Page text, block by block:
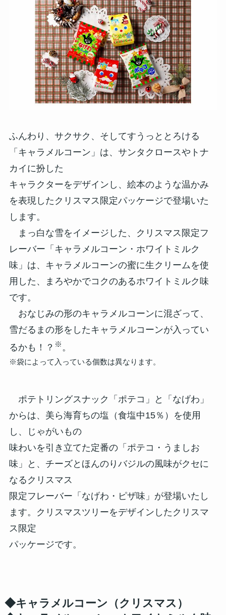
ふんわり、サクサク、そしてすうっととろける
「キャラメルコーン」は、サンタクロースやトナ
カイに扮した
キャラクターをデザインし、絵本のような温かみ
を表現したクリスマス限定パッケージで登場いた
します。
まっ白な雪をイメージした、クリスマス限定フ
レーバー「キャラメルコーン・ホワイトミルク
味」は、キャラメルコーンの蜜に生クリームを使
用した、まろやかでコクのあるホワイトミルク味
です。
おなじみの形のキャラメルコーンに混ざって、
雪だるまの形をしたキャラメルコーンが入ってい
るかも！？ ※。
※袋によって入っている個数は異なります。
ポテトリングスナック「ポテコ」と「なげわ」
からは、美ら海育ちの塩（食塩中15％）を使用
し、じゃがいもの
味わいを引き立てた定番の「ポテコ・うましお
味」と、チーズとほんのりバジルの風味がクセに
なるクリスマス
限定フレーバー「なげわ・ピザ味」が登場いたし
ます。クリスマスツリーをデザインしたクリスマ
ス限定
パッケージです。
◆キャラメルコーン（クリスマス）